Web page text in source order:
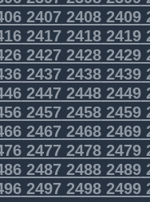
240724082409
241724182419
242724282429
243724382439
244724482449
245724582459
246724682469
247724782479
248724882489
249724982499